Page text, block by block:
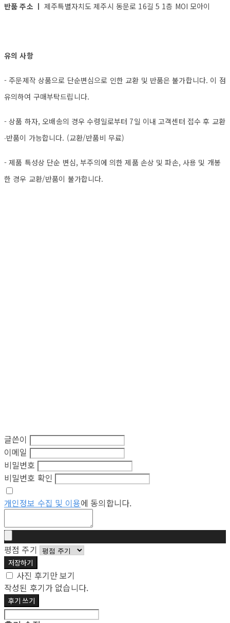
반품 주소 ㅣ제주특별자치도 제주시 동문로 16길 5 1층 MOI 모아이
유의 사항
- 주문제작 상품으로 단순변심으로 인한 교환 및 반품은 불가합니다. 이 점
유의하여 구매부탁드립니다.
- 상품 하자, 오배송의 경우 수령일로부터 7일 이내 고객센터 접수 후 교환
∙반품이 가능합니다. (교환/반품비 무료)
- 제품 특성상 단순 변심, 부주의에 의한 제품 손상 및 파손, 사용 및 개봉
한 경우 교환/반품이 불가합니다.
글쓴이
이메일
비밀번호
비밀번호 확인
개인정보 수집 및 이용에 동의합니다.
평점 주기
저장하기
사진 후기만 보기
작성된 후기가 없습니다.
후기 쓰기